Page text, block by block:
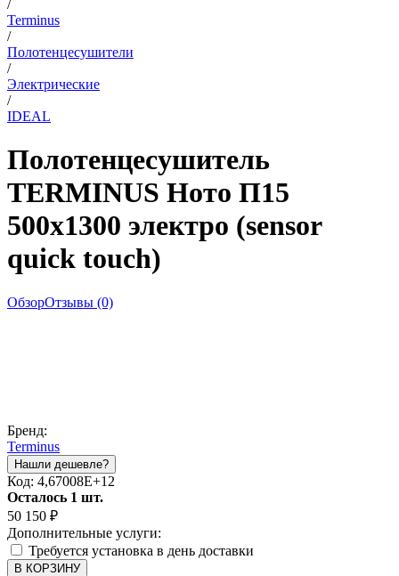
/
Terminus
/
Полотенцесушители
/
Электрические
/
IDEAL
Полотенцесушитель
TERMINUS Ното П15
500х1300 электро (sensor
quick touch)
ОбзорОтзывы (0)
Бренд:
Terminus
Код: 4,67008E+12
Осталось 1 шт.
50 150 ₽
Дополнительные услуги:
Требуется установка в день доставки
В КОРЗИНУ